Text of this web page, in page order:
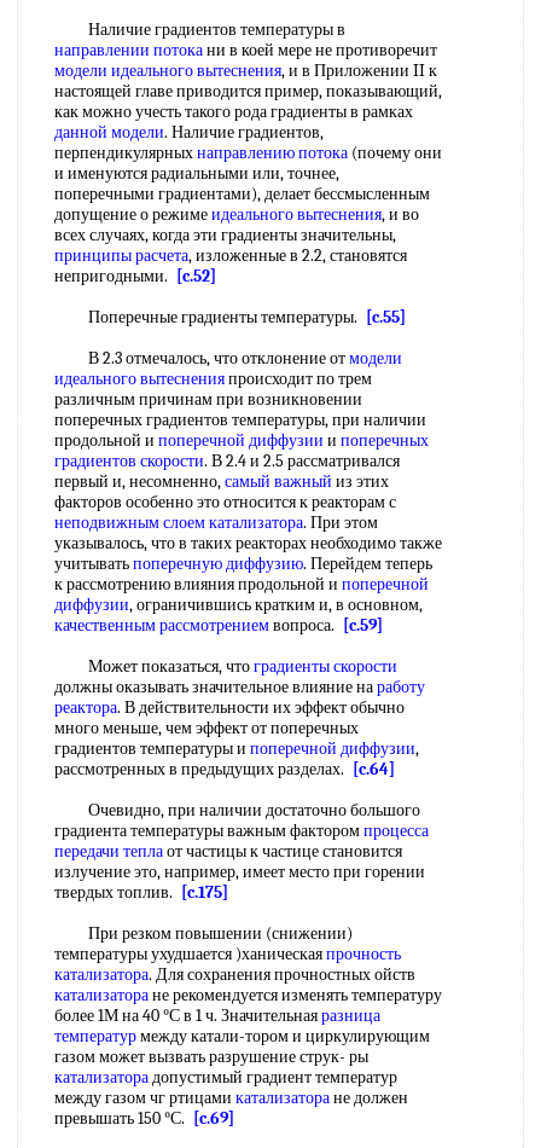
Наличие градиентов температуры в
направлении потокани в коей мере не противоречит
модели идеального вытеснения, и в Приложении II к
настоящей главе приводится пример, показывающий,
как можно учесть такого рода градиенты в рамках
данной модели. Наличие градиентов,
перпендикулярныхнаправлению потока (почему они
и именуются радиальными или, точнее,
поперечными градиентами), делает бессмысленным
допущение о режимеидеального вытеснения, и во
всех случаях, когда эти градиенты значительны,
принципы расчета, изложенные в 2.2, становятся
непригодными.
[c.52]
Поперечные градиенты температуры.
[c.55]
В 2.3 отмечалось, что отклонение отмодели
идеального вытесненияпроисходит по трем
различным причинам при возникновении
поперечных градиентов температуры, при наличии
продольной и поперечной диффузии и поперечных
градиентов скорости. В 2.4 и 2.5 рассматривался
первый и, несомненно,самый важный из этих
факторов особенно это относится к реакторам с
неподвижным слоем катализатора. При этом
указывалось, что в таких реакторах необходимо также
учитыватьпоперечную диффузию. Перейдем теперь
к рассмотрению влияния продольной и поперечной
диффузии, ограничившись кратким и, в основном,
качественным рассмотрениемвопроса.
[c.59]
Может показаться, чтоградиенты скорости
должны оказывать значительное влияние наработу
реактора. В действительности их эффект обычно
много меньше, чем эффект от поперечных
градиентов температуры и поперечной диффузии,
рассмотренных в предыдущих разделах.
[c.64]
Очевидно, при наличии достаточно большого
градиента температуры важным факторомпроцесса
передачи теплаот частицы к частице становится
излучение это, например, имеет место при горении
твердых топлив.
[c.175]
При резком повышении (снижении)
температуры ухудшается )ханическаяпрочность
катализатора. Для сохранения прочностных ойств
катализаторане рекомендуется изменять температуру
более 1М на 40 °С в 1 ч. Значительнаяразница
температурмежду катали-тором и циркулирующим
газом может вызвать разрушение струк- ры
катализаторадопустимый градиент температур
между газом чг ртицами катализаторане должен
превышать 150 °С.
[c.69]